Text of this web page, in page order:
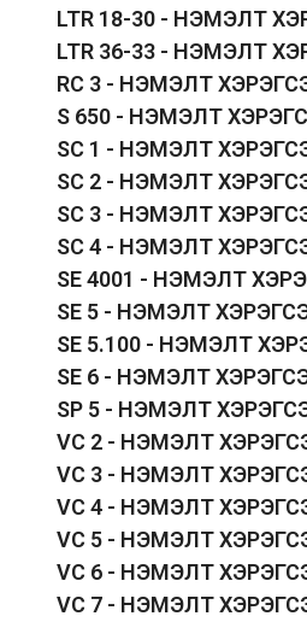
LTR 18-30 - НЭМЭЛТ
LTR 36-33 - НЭМЭЛТ
RC 3 - НЭМЭЛТ
S 650 - НЭМЭЛТ
SC 1 - НЭМЭЛТ
SC 2 - НЭМЭЛТ
SC 3 - НЭМЭЛТ
SC 4 - НЭМЭЛТ
SE 4001 - НЭМЭЛТ
SE 5 - НЭМЭЛТ
SE 5.100 - НЭМЭЛТ
SE 6 - НЭМЭЛТ
SP 5 - НЭМЭЛТ
VC 2 - НЭМЭЛТ
VC 3 - НЭМЭЛТ
VC 4 - НЭМЭЛТ
VC 5 - НЭМЭЛТ
VC 6 - НЭМЭЛТ
VC 7 - НЭМЭЛТ